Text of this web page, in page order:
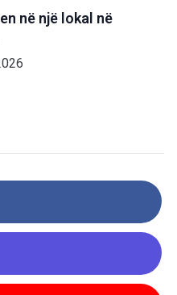
në një lokal në